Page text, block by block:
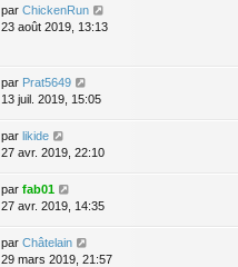
par ChickenRun
23 août 2019, 13:13
par Prat5649
13 juil. 2019, 15:05
par likide
27 avr. 2019, 22:10
par fab01
27 avr. 2019, 14:35
par Châtelain
29 mars 2019, 21:57